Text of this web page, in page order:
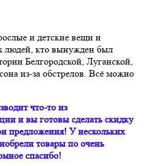
и детские вещи и
людей, кто вынужден был
Белгородской, Луганской,
из-за обстрелов. Всё можно
что-то из
и вы готовы сделать скидку
предложения! У нескольких
товары по очень
спасибо!